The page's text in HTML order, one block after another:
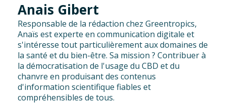
Anais Gibert
Responsable de la rédaction chez Greentropics,
Anaïs est experte en communication digitale et
s'intéresse tout particulièrement aux domaines de
la santé et du bien-être. Sa mission ? Contribuer à
la démocratisation de l'usage du CBD et du
chanvre en produisant des contenus
d'information scientifique fiables et
compréhensibles de tous.